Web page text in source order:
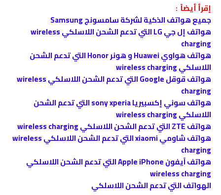
إقرأ أيضاً :
جميع هواتف الذكية لشركة سامسونج Samsung
هواتف إل جي LG التي تدعم الشحن اللاسلكي wireless
charging
هواتف هواوي Huawei و هونر Honor التي تدعم الشحن
اللاسلكي wireless charging
هواتف قوقل Google التي تدعم الشحن اللاسلكي wireless
charging
هواتف سوني إكسبيريا sony xperia التي تدعم الشحن
اللاسلكي wireless charging
هواتف ZTE التي تدعم الشحن اللاسلكي wireless charging
هواتف شاومي xiaomi التي تدعم الشحن اللاسلكي wireless
charging
هواتف آيفون Apple iPhone التي تدعم الشحن اللاسلكي
wireless charging
الهواتف التي تدعم الشحن اللاسلكي